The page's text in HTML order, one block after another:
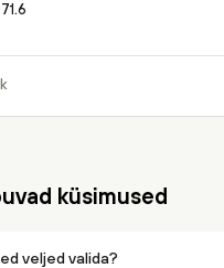
küsimused
veljed valida?